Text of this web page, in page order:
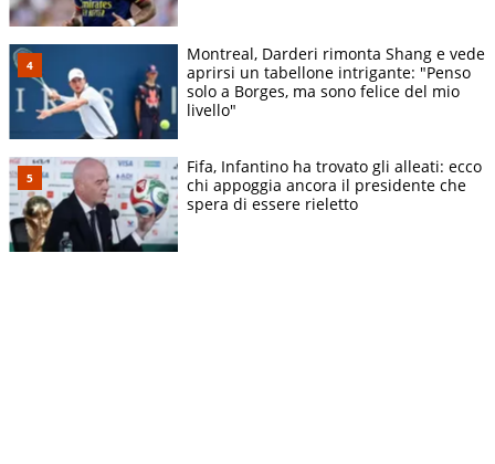
Montreal, Darderi rimonta Shang e vede
aprirsi un tabellone intrigante: "Penso
solo a Borges, ma sono felice del mio
livello"
Fifa, Infantino ha trovato gli alleati: ecco
chi appoggia ancora il presidente che
spera di essere rieletto